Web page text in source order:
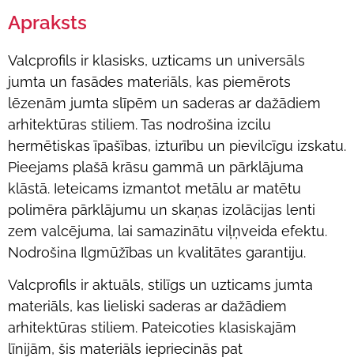
Apraksts
Valcprofils ir klasisks, uzticams un universāls
jumta un fasādes materiāls, kas piemērots
lēzenām jumta slīpēm un saderas ar dažādiem
arhitektūras stiliem. Tas nodrošina izcilu
hermētiskas īpašības, izturību un pievilcīgu izskatu.
Pieejams plašā krāsu gammā un pārklājuma
klāstā. Ieteicams izmantot metālu ar matētu
polimēra pārklājumu un skaņas izolācijas lenti
zem valcējuma, lai samazinātu viļņveida efektu.
Nodrošina Ilgmūžības un kvalitātes garantiju.
Valcprofils ir aktuāls, stilīgs un uzticams jumta
materiāls, kas lieliski saderas ar dažādiem
arhitektūras stiliem. Pateicoties klasiskajām
līnijām, šis materiāls iepriecinās pat